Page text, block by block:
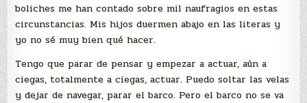
boliches me han contado sobre mil naufragios en estas
circunstancias. Mis hijos duermen abajo en las literas y
yo no sé muy bien qué hacer.
Tengo que parar de pensar y empezar a actuar, aún a
ciegas, totalmente a ciegas, actuar. Puedo soltar las velas
y dejar de navegar, parar el barco. Pero el barco no se va